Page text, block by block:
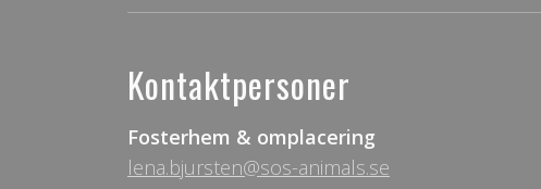
Kontaktpersoner
Fosterhem & omplacering
lena.bjursten@sos-animals.se